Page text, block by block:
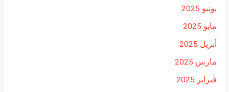
يونيو 2025
مايو 2025
أبريل 2025
مارس 2025
فبراير 2025